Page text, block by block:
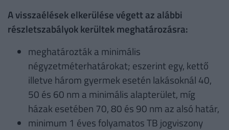
A visszaélések elkerülése végett az alábbi
részletszabályok kerültek meghatározásra:
meghatározták a minimális
négyzetméterhatárokat; eszerint egy, kettő
illetve három gyermek esetén lakásoknál 40,
50 és 60 nm a minimális alapterület, míg
házak esetében 70, 80 és 90 nm az alsó határ,
minimum 1 éves folyamatos TB jogviszony